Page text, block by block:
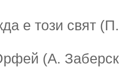
е този свят
(А.